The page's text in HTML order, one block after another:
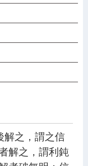
之，謂之信
解之，謂利鈍